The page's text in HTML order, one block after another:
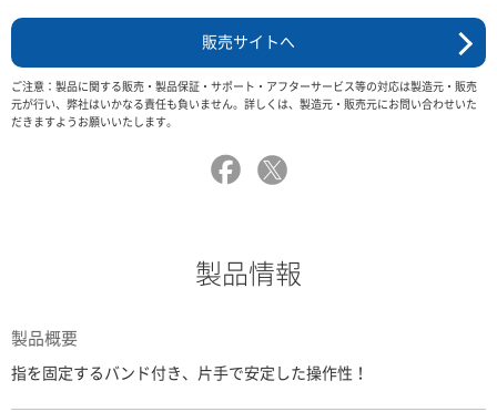
販売サイトへ
ご注意：製品に関する販売・製品保証・サポート・アフターサービス等の対応は製造元・販売
元が行い、弊社はいかなる責任も負いません。詳しくは、製造元・販売元にお問い合わせいた
だきますようお願いいたします。
製品情報
製品概要
指を固定するバンド付き、片手で安定した操作性！